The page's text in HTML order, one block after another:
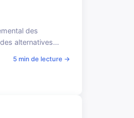
des
alternatives...
5 min de lecture →